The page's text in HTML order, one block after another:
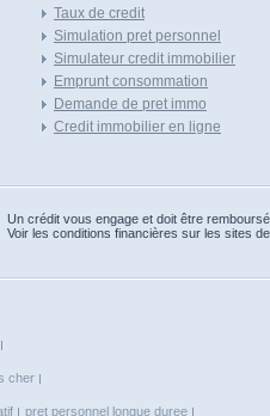
Taux de credit
Simulation pret personnel
Simulateur credit immobilier
Emprunt consommation
Demande de pret immo
Credit immobilier en ligne
Un crédit vous engage et doit être
Voir les conditions financières sur les sites
cher
pret personnel longue duree